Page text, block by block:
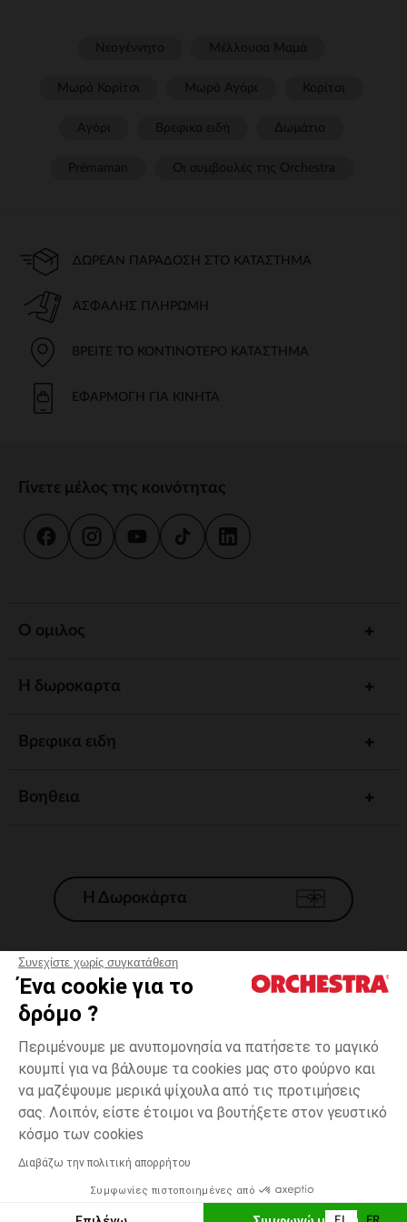
Συνεχίστε χωρίς συγκατάθεση
Ένα cookie για το
δρόμο ?
Περιμένουμε με ανυπομονησία να πατήσετε το μαγικό
κουμπί για να βάλουμε τα cookies μας στο φούρνο και
να μαζέψουμε μερικά ψίχουλα από τις προτιμήσεις
σας. Λοιπόν, είστε έτοιμοι να βουτήξετε στον γευστικό
κόσμο των cookies
Διαβάζω την πολιτική απορρήτου
Συμφωνίες πιστοποιημένες από
Διαφανές
one
Δυνατότητα πληρωμής με
ΠΡΟΣΘΉΚΗ ΣΤΟ ΚΑΛΆΘΙ
ΔΩΡΕΆΝ ΠΑΡΆΔΟΣΗ ΣΤΟ ΚΑΤΆΣΤΗΜΑ
ΑΣΦΑΛΉΣ ΠΛΗΡΩΜΉ
ΒΡΕΊΤΕ ΤΟ ΚΟΝΤΙΝΌΤΕΡΟ ΚΑΤΆΣΤΗΜΑ
ΕΦΑΡΜΟΓΉ ΓΙΑ ΚΙΝΗΤΆ
Γίνετε μέλος της κοινότητας
Ο ομιλος
Η δωροκαρτα
Βρεφικα ειδη
Βοηθεια
Η Δωροκάρτα
Γενικοί 'Οροι Πώλησης
*Εμπορικες προσφορες
Προσωπικά δεδομένα
Διαχείρηση των cookies
Προσβασιμότητα: μη συμμορφούμενη
H Orchestra συμμετέχει στον κωδικά δεοντολογίας και στο σύστημα
μεσολάβησης της Γαλλικής Ομοσπονδίας Ηλεκτρονικού Εμπορίου.